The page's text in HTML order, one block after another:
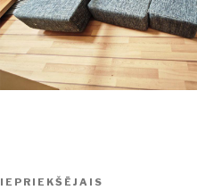
Ziņu
Iepriekšējā
IEPRIEKŠĒJAIS